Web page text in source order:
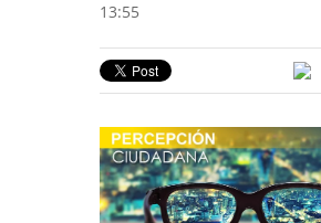
13:55